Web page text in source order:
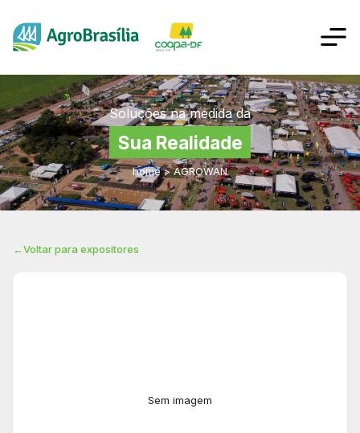
Soluções na medida da
Sua Realidade
home > AGROWAN
←Voltar para expositores
Sem imagem